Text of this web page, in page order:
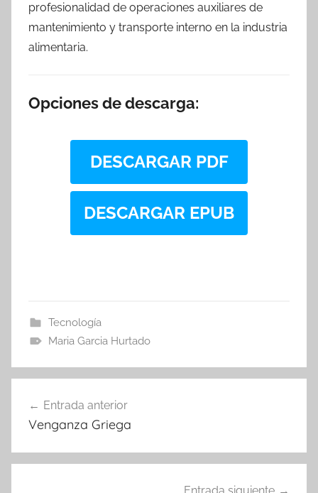
profesionalidad de operaciones auxiliares de
mantenimiento y transporte interno en la industria
alimentaria.
Opciones de descarga:
DESCARGAR PDF
DESCARGAR EPUB
Tecnología
Maria Garcia Hurtado
de
Entrada anterior
Venganza Griega